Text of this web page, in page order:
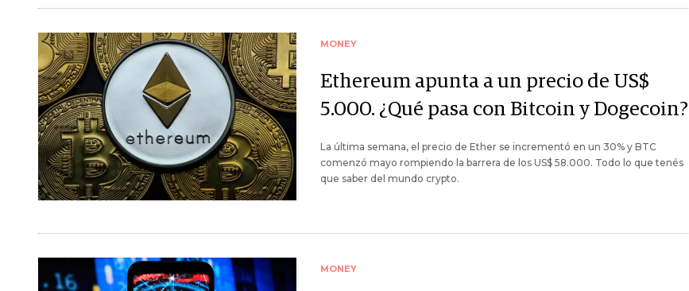
MONEY
Ethereum apunta a un precio de US$
5.000. ¿Qué pasa con Bitcoin y Dogecoin?
La última semana, el precio de Ether se incrementó en un 30% y BTC
comenzó mayo rompiendo la barrera de los US$ 58.000. Todo lo que tenés
que saber del mundo crypto.
MONEY